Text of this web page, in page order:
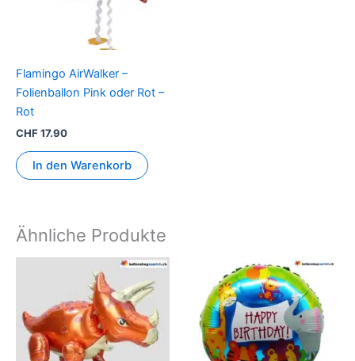
Flamingo AirWalker –
Folienballon Pink oder Rot –
Rot
CHF17.90
In den Warenkorb
Ähnliche Produkte